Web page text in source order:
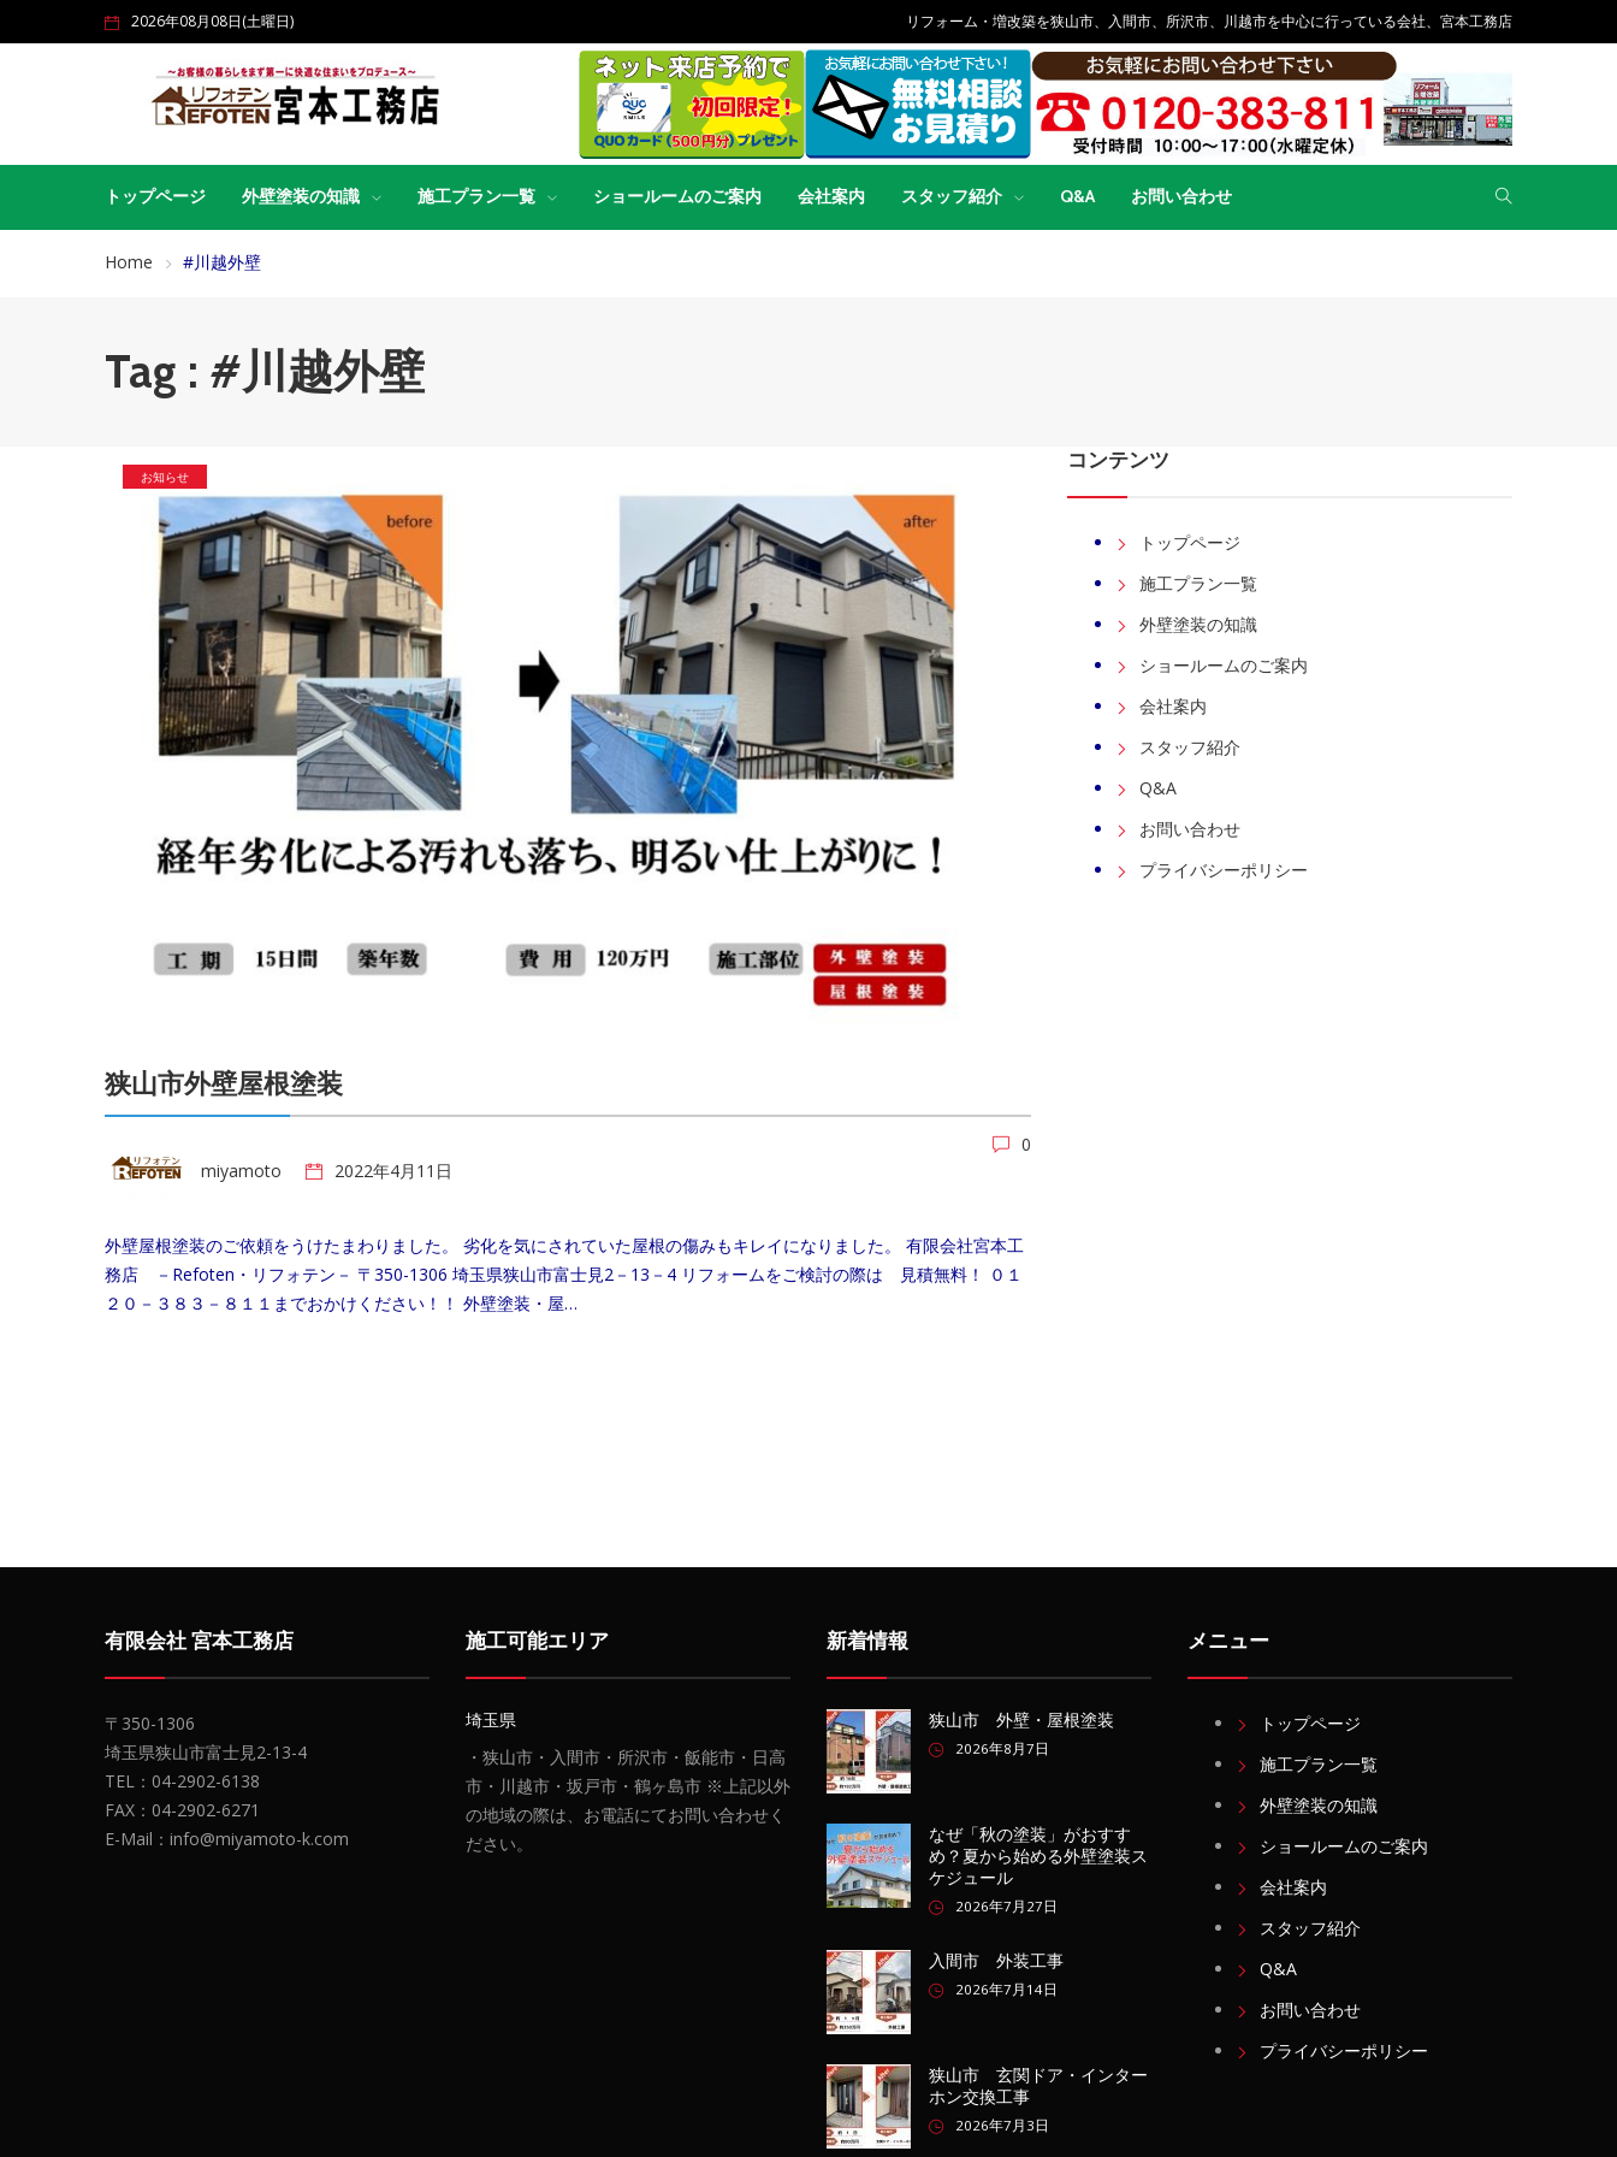
2026年08月08日(土曜日) リフォーム・増改築を狭山市、入間市、所沢市、川越市を中心に行っている会社、宮本工務店
トップページ 外壁塗装の知識 施工プラン一覧 ショールームのご案内 会社案内 スタッフ紹介 Q&A お問い合わせ
Home #川越外壁
Tag : #川越外壁
お知らせ
狭山市外壁屋根塗装
miyamoto 2022年4月11日
0
外壁屋根塗装のご依頼をうけたまわりました。 劣化を気にされていた屋根の傷みもキレイになりました。 有限会社宮本工
務店 －Refoten・リフォテン－ 〒350-1306 埼玉県狭山市富士見2－13－4 リフォームをご検討の際は 見積無料！ ０１
２０－３８３－８１１までおかけください！！ 外壁塗装・屋…
コンテンツ
トップページ
施工プラン一覧
外壁塗装の知識
ショールームのご案内
会社案内
スタッフ紹介
Q&A
お問い合わせ
プライバシーポリシー
有限会社 宮本工務店
〒350-1306
埼玉県狭山市富士見2-13-4
TEL：04-2902-6138
FAX：04-2902-6271
E-Mail：info@miyamoto-k.com
施工可能エリア
埼玉県
・狭山市・入間市・所沢市・飯能市・日高
市・川越市・坂戸市・鶴ヶ島市 ※上記以外
の地域の際は、お電話にてお問い合わせく
ださい。
新着情報
狭山市 外壁・屋根塗装
2026年8月7日
なぜ「秋の塗装」がおすす
め？夏から始める外壁塗装ス
ケジュール
2026年7月27日
入間市 外装工事
2026年7月14日
狭山市 玄関ドア・インター
ホン交換工事
2026年7月3日
メニュー
トップページ
施工プラン一覧
外壁塗装の知識
ショールームのご案内
会社案内
スタッフ紹介
Q&A
お問い合わせ
プライバシーポリシー